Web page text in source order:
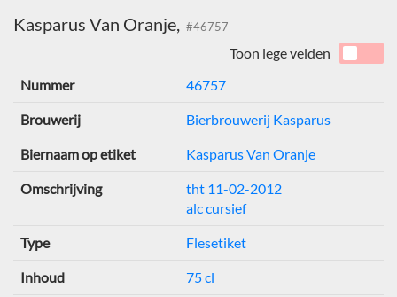
Kasparus Van Oranje, #46757
Toon lege velden
Nummer
46757
Brouwerij Bierbrouwerij Kasparus
Biernaam op etiket Kasparus Van Oranje
Omschrijving
tht 11-02-2012
alc cursief
Type Flesetiket
Inhoud 75 cl